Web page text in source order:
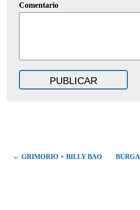
Comentario
← GRIMORIO + BILLY BAO BURGA